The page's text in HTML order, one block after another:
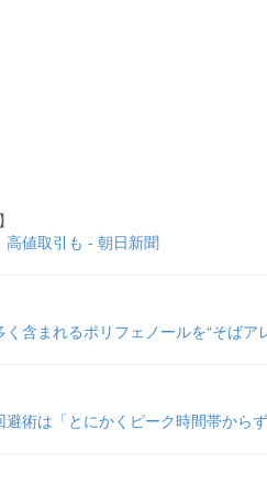
高値取引も - 朝日新聞
含まれるポリフェノールを“そば
術は「とにかくピーク時間帯から